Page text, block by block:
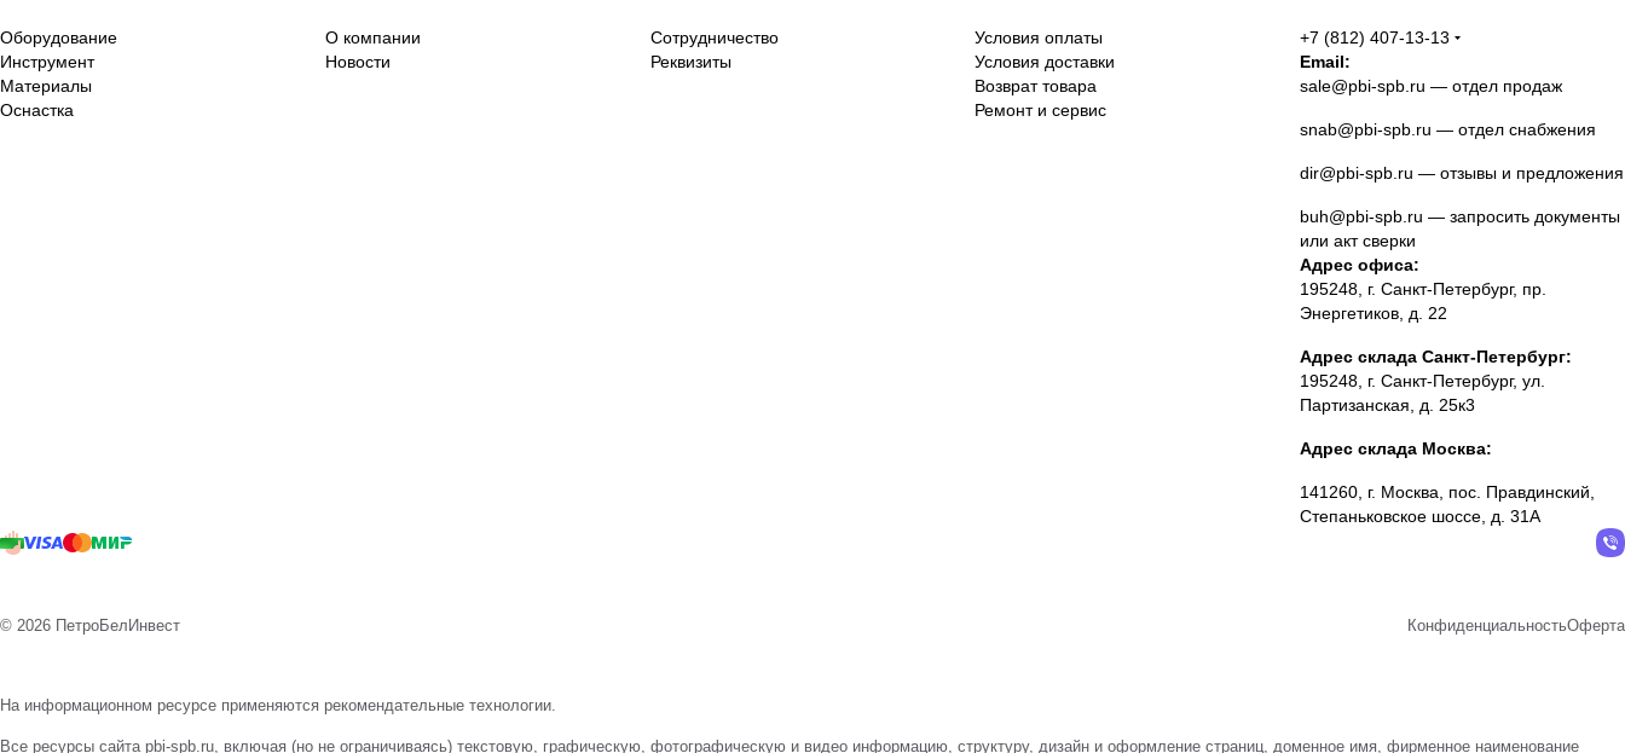
Оборудование
Инструмент
Материалы
Оснастка
О компании
Новости
Сотрудничество
Реквизиты
Условия оплаты
Условия доставки
Возврат товара
Ремонт и сервис
+7 (812) 407-13-13
Email:
sale@pbi-spb.ru — отдел продаж
snab@pbi-spb.ru — отдел снабжения
dir@pbi-spb.ru — отзывы и предложения
buh@pbi-spb.ru — запросить документы
или акт сверки
Адрес офиса:
195248, г. Санкт-Петербург, пр.
Энергетиков, д. 22
Адрес склада Санкт-Петербург:
195248, г. Санкт-Петербург, ул.
Партизанская, д. 25к3
Адрес склада Москва:
141260, г. Москва, пос. Правдинский,
Степаньковское шоссе, д. 31А
© 2026 ПетроБелИнвест КонфиденциальностьОферта
На информационном ресурсе применяются рекомендательные технологии.
Все ресурсы сайта pbi-spb.ru, включая (но не ограничиваясь) текстовую, графическую, фотографическую и видео информацию, структуру, дизайн и оформление страниц, доменное имя, фирменное наименование